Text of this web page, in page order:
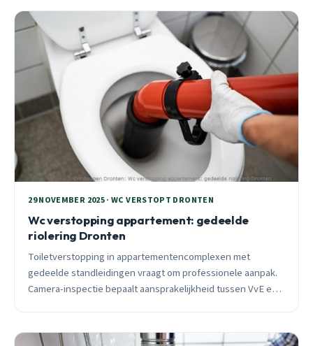
29 NOVEMBER 2025 · WC VERSTOPT DRONTEN
Wc verstopping appartement: gedeelde
riolering Dronten
Toiletverstopping in appartementencomplexen met
gedeelde standleidingen vraagt om professionele aanpak.
Camera-inspectie bepaalt aansprakelijkheid tussen VvE en